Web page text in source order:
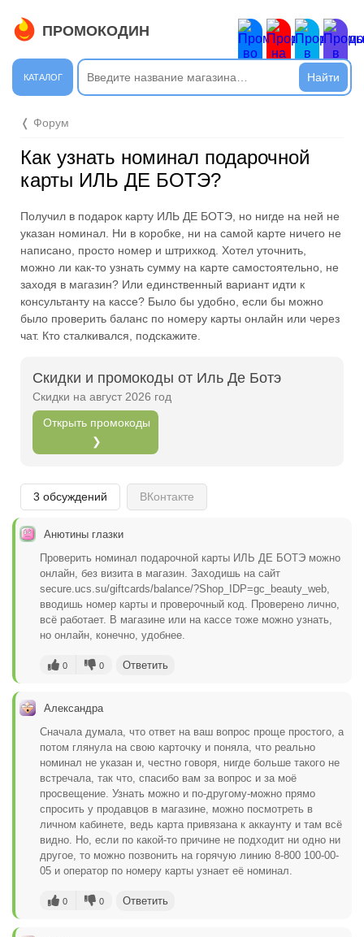
ПРОМОКОДИН
КАТАЛОГ
❬ Форум
Как узнать номинал подарочной
карты ИЛЬ ДЕ БОТЭ?
Получил в подарок карту ИЛЬ ДЕ БОТЭ, но нигде на ней не
указан номинал. Ни в коробке, ни на самой карте ничего не
написано, просто номер и штрихкод. Хотел уточнить,
можно ли как-то узнать сумму на карте самостоятельно, не
заходя в магазин? Или единственный вариант идти к
консультанту на кассе? Было бы удобно, если бы можно
было проверить баланс по номеру карты онлайн или через
чат. Кто сталкивался, подскажите.
Скидки и промокоды от Иль Де Ботэ
Скидки на август 2026 год
Открыть промокоды
❯
3 обсуждений ВКонтакте
Анютины глазки
Проверить номинал подарочной карты ИЛЬ ДЕ БОТЭ можно
онлайн, без визита в магазин. Заходишь на сайт
secure.ucs.su/giftcards/balance/?Shop_IDP=gc_beauty_web,
вводишь номер карты и проверочный код. Проверено лично,
всё работает. В магазине или на кассе тоже можно узнать,
но онлайн, конечно, удобнее.
0 0 Ответить
Александра
Сначала думала, что ответ на ваш вопрос проще простого, а
потом глянула на свою карточку и поняла, что реально
номинал не указан и, честно говоря, нигде больше такого не
встречала, так что, спасибо вам за вопрос и за моё
просвещение. Узнать можно и по-другому-можно прямо
спросить у продавцов в магазине, можно посмотреть в
личном кабинете, ведь карта привязана к аккаунту и там всё
видно. Но, если по какой-то причине не подходит ни одно ни
другое, то можно позвонить на горячую линию 8-800 100-00-
05 и оператор по номеру карты узнает её номинал.
0 0 Ответить
Новые сообщения ЗАКРЫТЬ
найдёте интересные новости.
Открыть полностью
Подпишись на наш ТГ-канал и получай свежие акции и
промокоды каждый день!
Открыть полностью
Напиши комментарий и получи 50 рублей. Уже есть те,
Открыть полностью
Проверяй акции, делай видео-обзор и зарабатывайт
Открыть полностью
Можешь предложить свои промокоды для публикации.
Открыть полностью